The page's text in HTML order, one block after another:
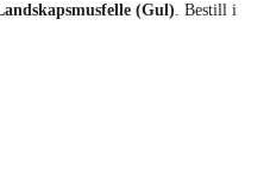
(Gul). Bestill i